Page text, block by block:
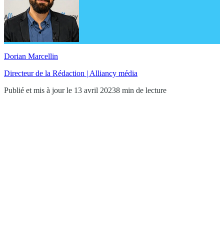
Dorian Marcellin
Directeur de la Rédaction | Alliancy média
Publié et mis à jour le 13 avril 20238 min de lecture